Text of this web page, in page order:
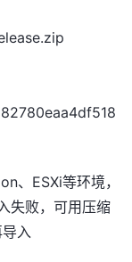
、ESXi等环境，
失败，可用压缩
入